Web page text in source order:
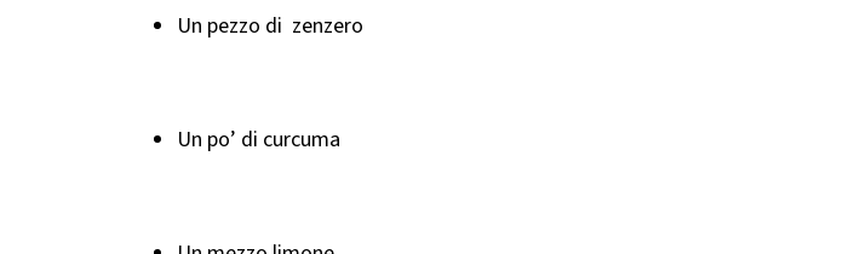
Un pezzo di zenzero
Un po’ di curcuma